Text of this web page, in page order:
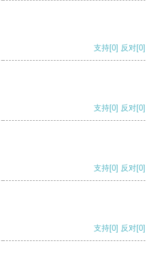
支持[0] 反对[0]
支持[0] 反对[0]
支持[0] 反对[0]
支持[0] 反对[0]